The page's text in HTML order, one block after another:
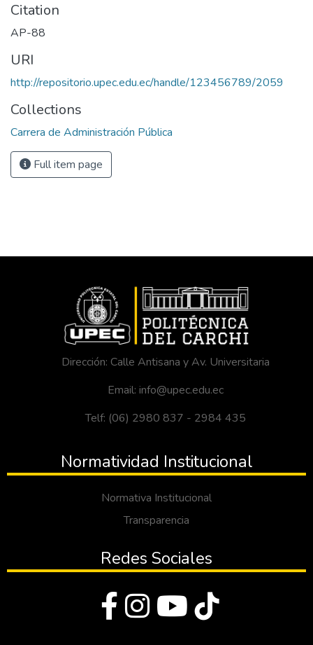
Citation
AP-88
URI
http://repositorio.upec.edu.ec/handle/123456789/2059
Collections
Carrera de Administración Pública
Full item page
Dirección: Calle Antisana y Av. Universitaria
Email: info@upec.edu.ec
Telf: (06) 2980 837 - 2984 435
Normatividad Institucional
Normativa Institucional
Transparencia
Redes Sociales